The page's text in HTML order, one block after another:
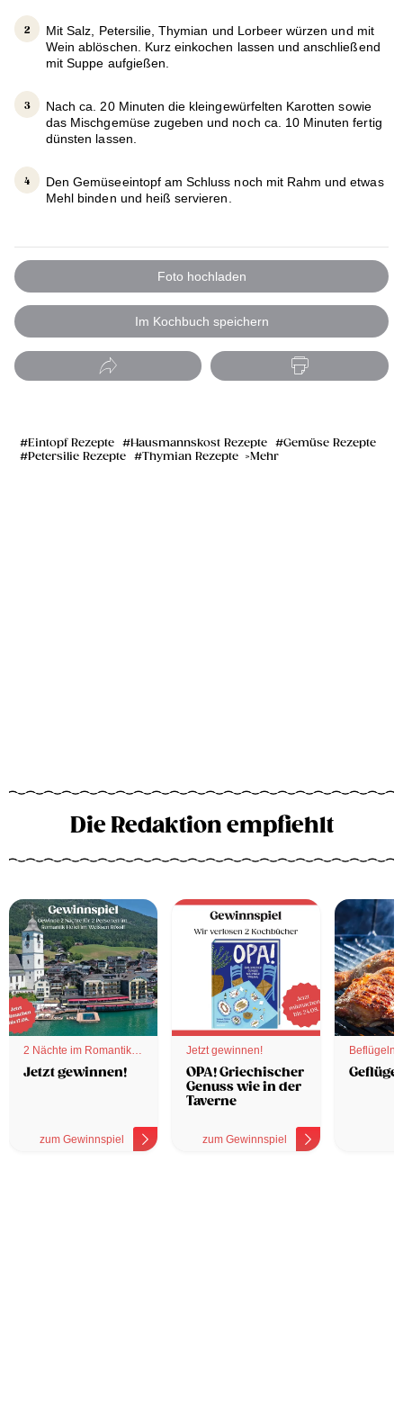
Mit Salz, Petersilie, Thymian und Lorbeer würzen und mit
Wein ablöschen. Kurz einkochen lassen und anschließend
mit Suppe aufgießen.
Nach ca. 20 Minuten die kleingewürfelten Karotten sowie
das Mischgemüse zugeben und noch ca. 10 Minuten fertig
dünsten lassen.
Den Gemüseeintopf am Schluss noch mit Rahm und etwas
Mehl binden und heiß servieren.
Foto hochladen
Im Kochbuch speichern
Eintopf Rezepte Hausmannskost Rezepte
Gemüse Rezepte
Petersilie Rezepte
Thymian Rezepte Mehr
Die Redaktion empfiehlt
2 Nächte im Romantik
Hotel
Jetzt gewinnen!
zum Gewinnspiel
Jetzt gewinnen!
OPA! Griechischer
Genuss wie in der
Taverne
zum Gewinnspiel